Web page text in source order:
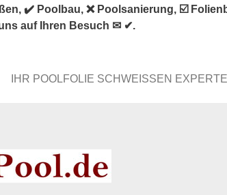
✔️ Poolbau, ❌ Poolsanierung, ☑️
auf Ihren Besuch ✉ ✔.
IHR POOLFOLIE SCHWEISSEN